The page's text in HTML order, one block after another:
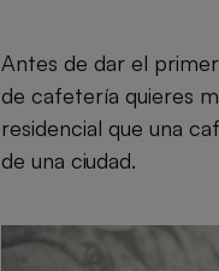
Antes de dar el
de cafetería quieres
residencial que una
de una ciudad.